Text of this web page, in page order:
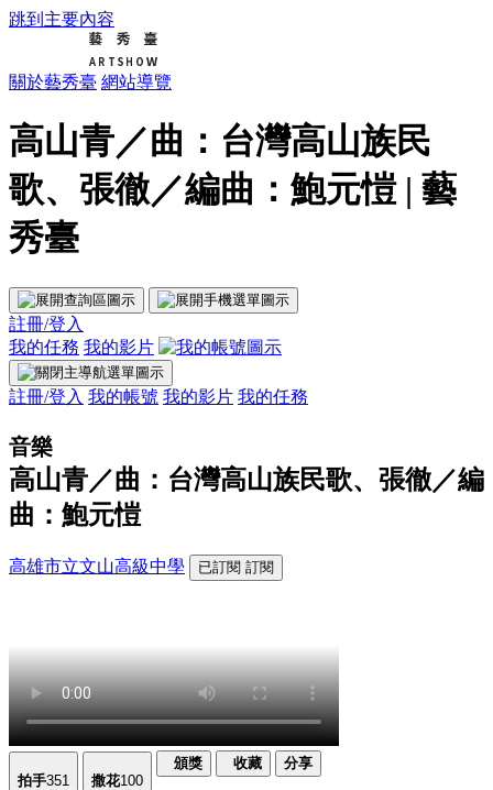
跳到主要內容
關於藝秀臺 網站導覽
高山青／曲：台灣高山族民
歌、張徹／編曲：鮑元愷 | 藝
秀臺
註冊/登入
我的任務 我的影片
註冊/登入 我的帳號 我的影片 我的任務
音樂
高山青／曲：台灣高山族民歌、張徹／編
曲：鮑元愷
高雄市立文山高級中學 已訂閱 訂閱
拍手351 撒花100
頒獎 收藏 分享